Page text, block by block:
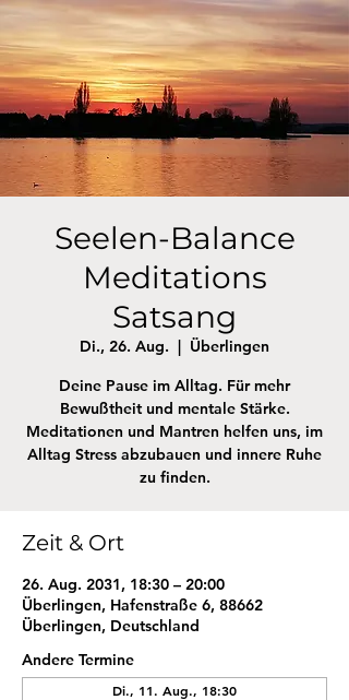
Seelen-Balance
Meditations
Satsang
Di., 26. Aug.
  |
Überlingen
Deine Pause im Alltag. Für mehr
Bewußtheit und mentale Stärke.
Meditationen und Mantren helfen uns, im
Alltag Stress abzubauen und innere Ruhe
zu finden.
Zeit & Ort
26. Aug. 2031, 18:30 – 20:00
Überlingen, Hafenstraße 6, 88662
Überlingen, Deutschland
Andere Termine
Di., 11. Aug., 18:30